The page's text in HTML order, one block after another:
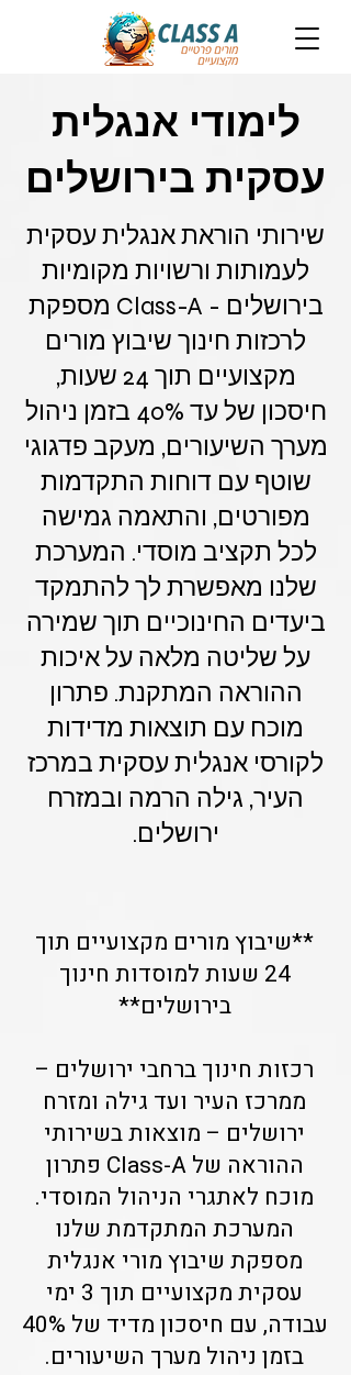
לימודי אנגלית
עסקית בירושלים
שירותי הוראת אנגלית עסקית
לעמותות ורשויות מקומיות
בירושלים - Class-A מספקת
לרכזות חינוך שיבוץ מורים
מקצועיים תוך 24 שעות,
חיסכון של עד 40% בזמן ניהול
מערך השיעורים, מעקב פדגוגי
שוטף עם דוחות התקדמות
מפורטים, והתאמה גמישה
לכל תקציב מוסדי. המערכת
שלנו מאפשרת לך להתמקד
ביעדים החינוכיים תוך שמירה
על שליטה מלאה על איכות
ההוראה המתקנת. פתרון
מוכח עם תוצאות מדידות
לקורסי אנגלית עסקית במרכז
העיר, גילה הרמה ובמזרח
ירושלים.
**שיבוץ מורים מקצועיים תוך
24 שעות למוסדות חינוך
בירושלים**
רכזות חינוך ברחבי ירושלים –
ממרכז העיר ועד גילה ומזרח
ירושלים – מוצאות בשירותי
ההוראה של Class-A פתרון
מוכח לאתגרי הניהול המוסדי.
המערכת המתקדמת שלנו
מספקת שיבוץ מורי אנגלית
עסקית מקצועיים תוך 3 ימי
עבודה, עם חיסכון מדיד של 40%
בזמן ניהול מערך השיעורים.